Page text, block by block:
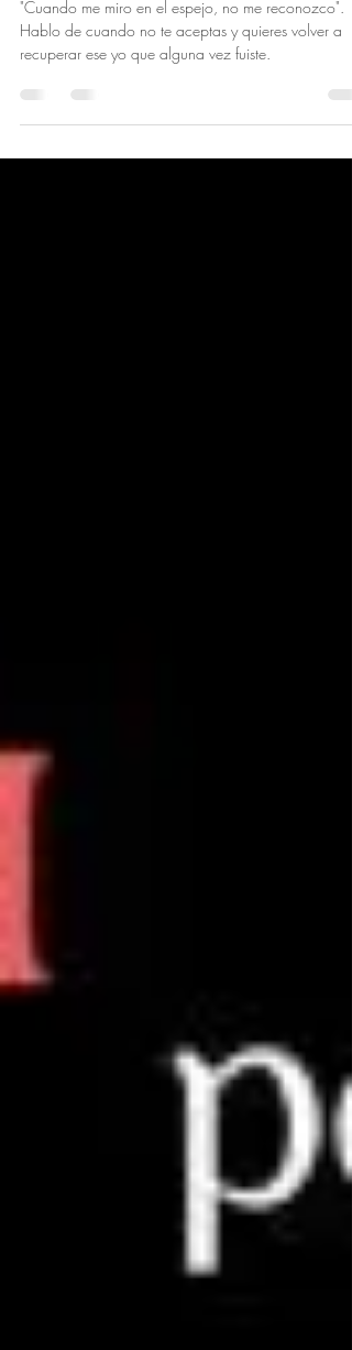
“Me echo de menos”
"Cuando me miro en el espejo, no me reconozco".
recuperar ese yo que alguna vez fuiste.